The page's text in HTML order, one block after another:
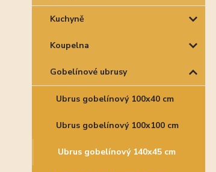
Kuchyně
Koupelna
Gobelínové ubrusy
Ubrus gobelínový 100x40 cm
Ubrus gobelínový 100x100 cm
Ubrus gobelínový 140x45 cm